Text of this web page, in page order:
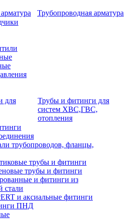
Трубопроводная арматура
Трубы и фитинги для
систем ХВС,ГВС,
отопления
трубопроводов, фланцы,
трубы и фитинги
трубы и фитинги
и фитинги из
стали
и аксиальные фитинги
ПНД